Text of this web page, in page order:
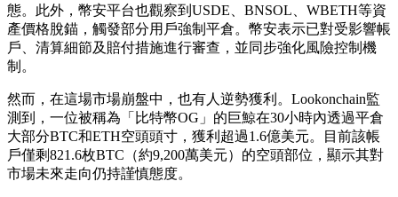
態。此外，幣安平台也觀察到USDE、BNSOL、WBETH等資
產價格脫錨，觸發部分用戶強制平倉。幣安表示已對受影響帳
戶、清算細節及賠付措施進行審查，並同步強化風險控制機
制。
然而，在這場市場崩盤中，也有人逆勢獲利。Lookonchain監
測到，一位被稱為「比特幣OG」的巨鯨在30小時內透過平倉
大部分BTC和ETH空頭頭寸，獲利超過1.6億美元。目前該帳
戶僅剩821.6枚BTC（約9,200萬美元）的空頭部位，顯示其對
市場未來走向仍持謹慎態度。